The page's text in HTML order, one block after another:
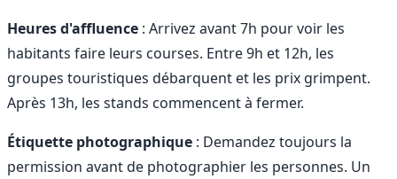
Heures d'affluence : Arrivez avant 7h pour voir les
habitants faire leurs courses. Entre 9h et 12h, les
groupes touristiques débarquent et les prix grimpent.
Après 13h, les stands commencent à fermer.
Étiquette photographique : Demandez toujours la
permission avant de photographier les personnes. Un